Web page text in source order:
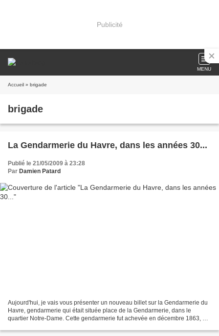
Publicité
MENU
Accueil » brigade
brigade
La Gendarmerie du Havre, dans les années 30...
Publié le 21/05/2009 à 23:28
Par Damien Patard
Aujourd'hui, je vais vous présenter un nouveau billet sur la Gendarmerie du
Havre, gendarmerie qui était située place de la Gendarmerie, dans le
quartier Notre-Dame. Cette gendarmerie fut achevée en décembre 1863, en